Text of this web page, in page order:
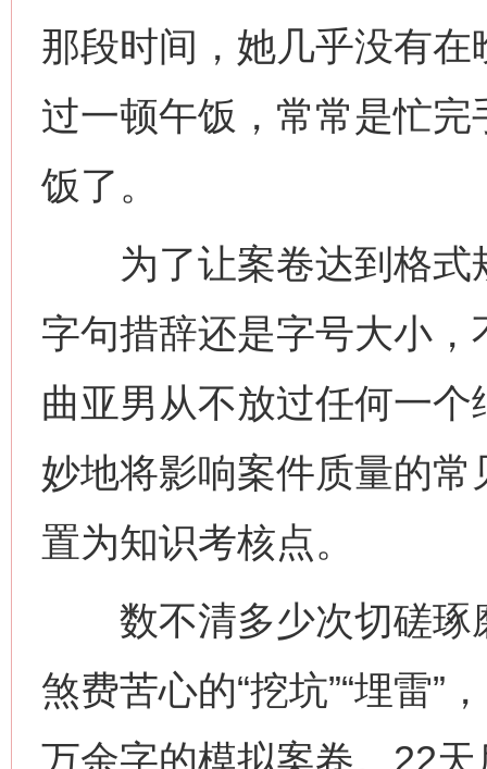
那段时间，她几乎没有
过一顿午饭，常常是忙
饭了。
为了让案卷达到格式
字句措辞还是字号大小
曲亚男从不放过任何一
妙地将影响案件质量的
置为知识考核点。
数不清多少次切磋琢
煞费苦心的“挖坑”“埋雷”
万余字的模拟案卷。22